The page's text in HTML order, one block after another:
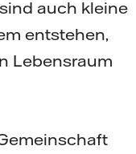
auch kleine
entstehen,
Lebensraum